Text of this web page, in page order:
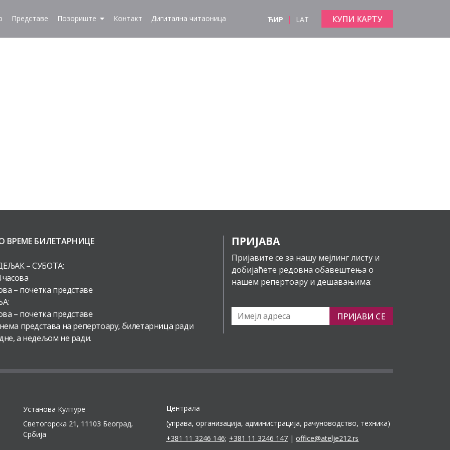
Представе Позориште Контакт Дигитална читаоница ЋИР | LAT КУПИ КАРТУ
ВРЕМЕ БИЛЕТАРНИЦЕ
– СУБОТА:
часова
– почетка представе
– почетка представе
представа на репертоару, билетарница ради
а недељом не ради.
ПРИЈАВА
Пријавите се за нашу мејлинг листу и
добијаћете редовна обавештења о
нашем репертоару и дешавањима:
ПРИЈАВИ СЕ
Установа Културе
Светогорска 21, 11103 Београд,
Србија
Централа
(управа, организација, администрација, рачуноводство, техника)
+381 11 3246 146; +381 11 3246 147 | office@atelje212.rs